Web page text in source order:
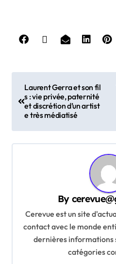
t
n
Laurent Gerra et son fil
s : vie privée, paternité
et discrétion d’un artist
e très médiatisé
By
Cerevue est un site
contact avec le monde
dernières informations
catégories